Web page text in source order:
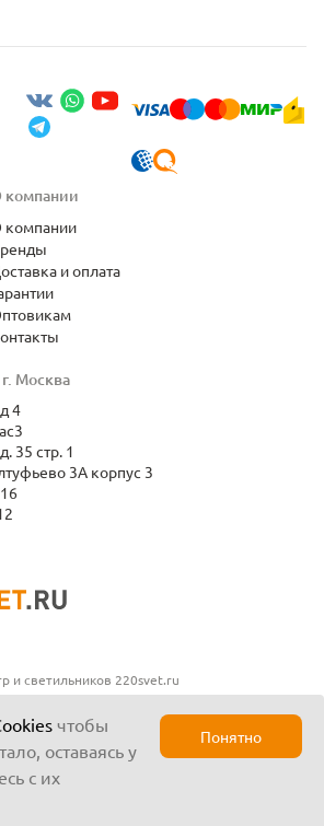
и светильников 220svet.ru
Москва
4
35 стр. 1
3А корпус 3
компании
компании
и оплата
чтобы
оставаясь у
с их
Понятно